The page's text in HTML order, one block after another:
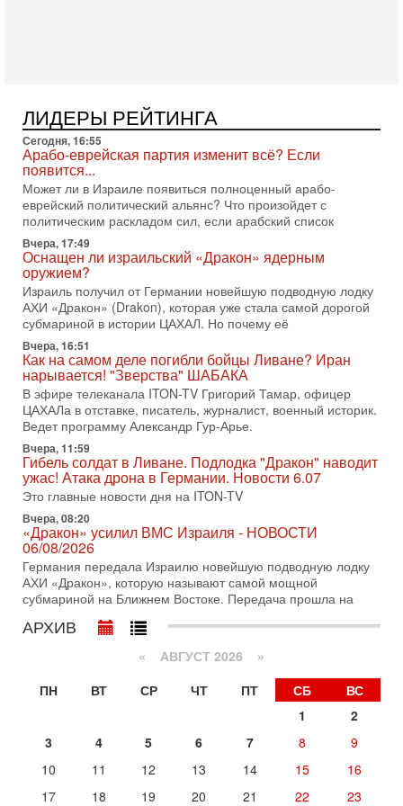
«Русский голос» Израиля: кто заберет его на этот
раз?
Голоса русскоязычных репатриантов не раз кардинально
меняли политический ландшафт Израиля. Достаточно
вспомнить взлет партии «Исраэль ба-алия», когда
31-07-2026, 17:00
Тайны закрытых дверей: о чём на самом деле
молчат Трамп и Нетаньяху?
Недавний визит премьер-министра Израиля Биньямина
Нетаньяху в США и его встреча с Дональдом Трампом
оставили больше вопросов, чем ответов. Полная
31-07-2026, 15:18
Иран готовит покушение на Нетаниягу! Трамп не
хочет эскалации, но КСИР готовит взрыв!
В эфире телеканала ITON-TV СЕРГЕЙ МИГДАЛЬ, эксперт
по вопросам безопасности, офицер запаса
Международного управления полиции Израиля, автор
31-07-2026, 09:02
Битва за разоружение ХАМАСа - НОВОСТИ
31/07/2026
Сегодня президент США Дональд Трамп заявил о
достижении исторического соглашения о полном
разоружении ХАМАСа и других вооруженных группировок в
30-07-2026, 17:59
Иран доведет Трампа до крайних мер? Разбор и
оценка от военного обозревателя Давида Шарпа
Ситуация вокруг противостояния Ирана и США накаляется
с каждым днем. Почему Трамп в самый последний момент
отменил решение о нанесении тяжелых ударов
30-07-2026, 16:54
Покупатель авиакомпании «Аркия» намерен
запретить полеты по субботам!
Вокруг возможной продажи авиакомпании «Аркия»
разгорается громкий конфликт.
Президент США Дональд Трамп сегодня рассматривает
возможность масштабной военной операции против Ирана
ЛИДЕРЫ РЕЙТИНГА
Сегодня, 16:55
Арабо-еврейская партия изменит всё? Если
появится...
Может ли в Израиле появиться полноценный арабо-
еврейский политический альянс? Что произойдет с
политическим раскладом сил, если арабский список
Вчера, 17:49
Оснащен ли израильский «Дракон» ядерным
оружием?
Израиль получил от Германии новейшую подводную лодку
АХИ «Дракон» (Drakon), которая уже стала самой дорогой
субмариной в истории ЦАХАЛ. Но почему её
Вчера, 16:51
Как на самом деле погибли бойцы Ливане? Иран
нарывается! "Зверства" ШАБАКА
В эфире телеканала ITON-TV Григорий Тамар, офицер
ЦАХАЛа в отставке, писатель, журналист, военный историк.
Ведет программу Александр Гур-Арье.
Вчера, 11:59
Гибель солдат в Ливане. Подлодка "Дракон" наводит
ужас! Атака дрона в Германии. Новости 6.07
Это главные новости дня на ITON-TV
Вчера, 08:20
«Дракон» усилил ВМС Израиля - НОВОСТИ
06/08/2026
Германия передала Израилю новейшую подводную лодку
АХИ «Дракон», которую называют самой мощной
субмариной на Ближнем Востоке. Передача прошла на
АРХИВ
« АВГУСТ 2026 »
ПН
ВТ СР ЧТ ПТ СБ
ВС
1
2
3
4 5 6 7 8
9
10
11 12 13 14 15
16
17
18 19 20 21 22
23